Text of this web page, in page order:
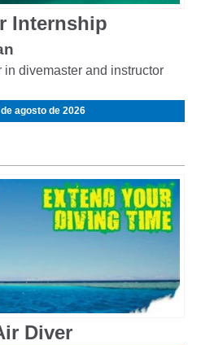
Internship
divemaster and instructor
agosto de 2026
Diver